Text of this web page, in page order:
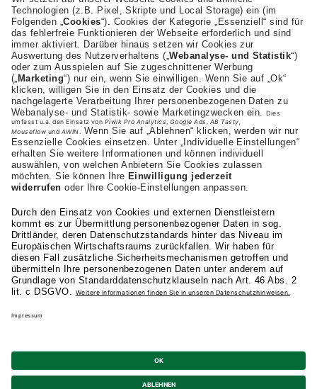
AKAD Bildungsgesellschaft mbH
Heilbronner Strasse 86
70191 Stuttgart
+43 (0) 664-1972282
Studienangebot
Fakultäten
AKAD
Datenschutz
Allgemeine Studienbedingungen